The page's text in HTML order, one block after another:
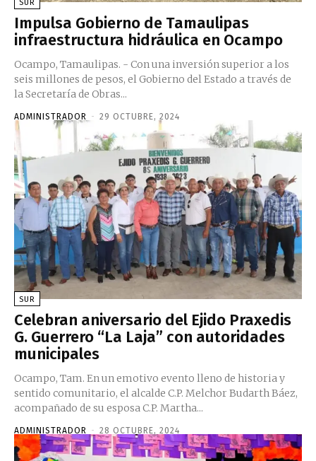
SUR
Impulsa Gobierno de Tamaulipas
infraestructura hidráulica en Ocampo
Ocampo, Tamaulipas. - Con una inversión superior a los
seis millones de pesos, el Gobierno del Estado a través de
la Secretaría de Obras...
ADMINISTRADOR - 29 OCTUBRE, 2024
SUR
Celebran aniversario del Ejido Praxedis
G. Guerrero “La Laja” con autoridades
municipales
Ocampo, Tam. En un emotivo evento lleno de historia y
sentido comunitario, el alcalde C.P. Melchor Budarth Báez,
acompañado de su esposa C.P. Martha...
ADMINISTRADOR - 28 OCTUBRE, 2024